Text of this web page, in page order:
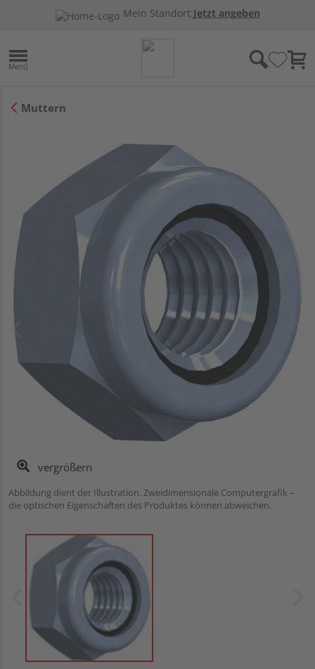
Mein Standort:Jetzt angeben
Muttern
vergrößern
Abbildung dient der Illustration. Zweidimensionale Computergrafik –
die optischen Eigenschaften des Produktes können abweichen.